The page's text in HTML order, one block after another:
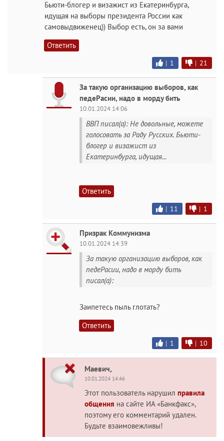
Бьюти-блогер и визажист из Екатеринбурга,
идущая на выборы президента России как
самовыдвиженец)) Выбор есть, он за вами
Ответить
| 1 | 21
За такую организацию выборов, как
педеРacии, надо в морду бить
10.01.2024 14:06
ВВП писал(а): Не довольные, можете
голосовать за Раду Русских. Бьюти-
блогер и визажист из
Екатеринбурга, идущая...
Ответить
| 11 | 1
Призрак Коммунизма
10.01.2024 14:39
За такую организацию выборов, как
педеРacии, надо в морду бить
писал(а):
Заипетесь пыль глотать?
Ответить
| 1 | 10
Maeвич,
10.01.2024 14:46
Этот пользователь нарушил правила
общения на сайте ИА «Банкфакс»,
поэтому его комментарий удален.
Будьте взаимовежливы!